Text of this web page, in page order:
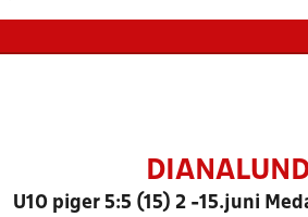
U10 piger 5:5 (15) 2 -15.juni